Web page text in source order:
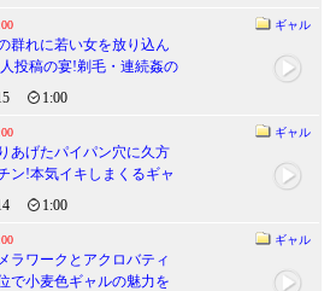
ギャル
群れに若い女を放り込ん
投稿の宴!剃毛・連続姦の
乱交ビデオ
1:00
ギャル
あげたパイパン穴に久方
ン!本気イキしまくるギャ
!!
1:00
ギャル
ラワークとアクロバティ
で小麦色ギャルの魅力を